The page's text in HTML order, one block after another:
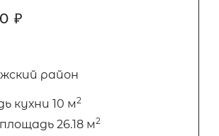
₽
район
кухни 10 м2
26.18 м2